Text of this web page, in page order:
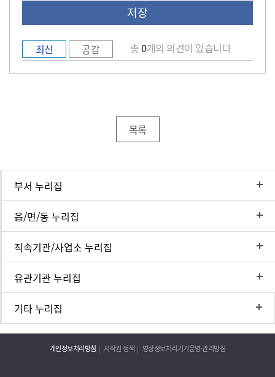
최신 공감 총0개의 의견이 있습니다
목록
부서 누리집
읍/면/동 누리집
직속기관/사업소 누리집
유관기관 누리집
기타 누리집
개인정보처리방침 저작권 정책 영상정보처리기기운영·관리방침